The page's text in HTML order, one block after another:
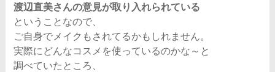
渡辺直美さんの意見が取り入れられている
ということなので、
ご自身でメイクもされてるかもしれません。
実際にどんなコスメを使っているのかな～と
調べていたところ、